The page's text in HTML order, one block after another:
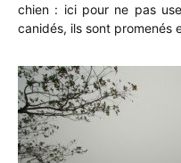
chien : ici pour ne pas
canidés, ils sont promenés